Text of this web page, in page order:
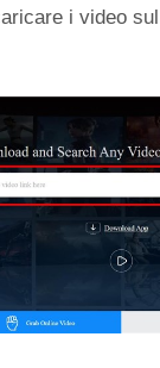
i video